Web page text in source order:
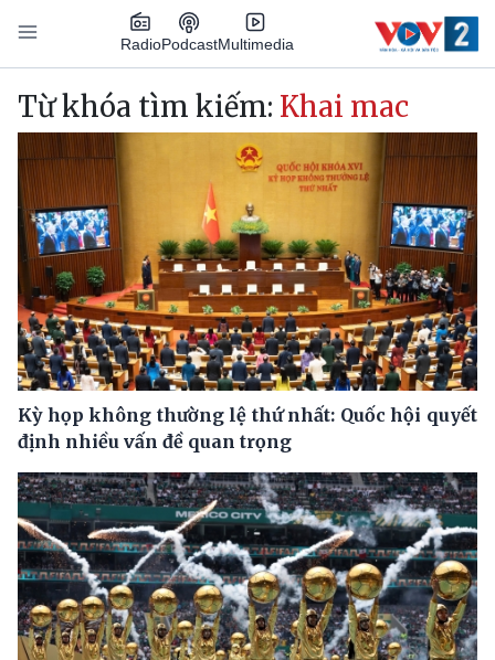
Nhảy đến nội dung
RadioPodcastMultimedia
Main navigation
Từ khóa tìm kiếm: Khai mac
Kỳ họp không thường lệ thứ nhất: Quốc hội quyết
định nhiều vấn đề quan trọng